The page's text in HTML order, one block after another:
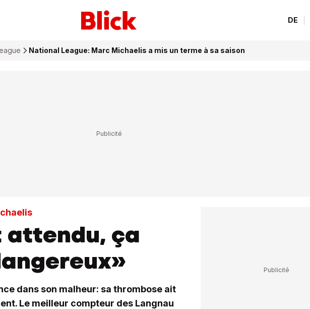
DE
National League: Marc Michaelis a mis un terme à sa saison
attendu, ça
dans son malheur: sa thrombose ait
Le meilleur compteur des Langnau